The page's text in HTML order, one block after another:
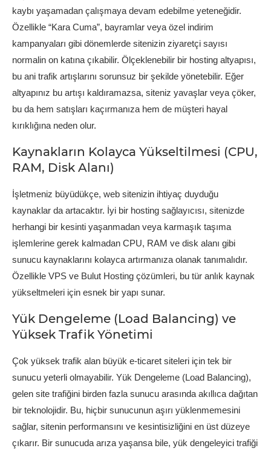
kaybı yaşamadan çalışmaya devam edebilme yeteneğidir.
Özellikle “Kara Cuma”, bayramlar veya özel indirim
kampanyaları gibi dönemlerde sitenizin ziyaretçi sayısı
normalin on katına çıkabilir. Ölçeklenebilir bir hosting altyapısı,
bu ani trafik artışlarını sorunsuz bir şekilde yönetebilir. Eğer
altyapınız bu artışı kaldıramazsa, siteniz yavaşlar veya çöker,
bu da hem satışları kaçırmanıza hem de müşteri hayal
kırıklığına neden olur.
Kaynakların Kolayca Yükseltilmesi (CPU,
RAM, Disk Alanı)
İşletmeniz büyüdükçe, web sitenizin ihtiyaç duyduğu
kaynaklar da artacaktır. İyi bir hosting sağlayıcısı, sitenizde
herhangi bir kesinti yaşanmadan veya karmaşık taşıma
işlemlerine gerek kalmadan CPU, RAM ve disk alanı gibi
sunucu kaynaklarını kolayca artırmanıza olanak tanımalıdır.
Özellikle VPS ve Bulut Hosting çözümleri, bu tür anlık kaynak
yükseltmeleri için esnek bir yapı sunar.
Yük Dengeleme (Load Balancing) ve
Yüksek Trafik Yönetimi
Çok yüksek trafik alan büyük e-ticaret siteleri için tek bir
sunucu yeterli olmayabilir. Yük Dengeleme (Load Balancing),
gelen site trafiğini birden fazla sunucu arasında akıllıca dağıtan
bir teknolojidir. Bu, hiçbir sunucunun aşırı yüklenmemesini
sağlar, sitenin performansını ve kesintisizliğini en üst düzeye
çıkarır. Bir sunucuda arıza yaşansa bile, yük dengeleyici trafiği